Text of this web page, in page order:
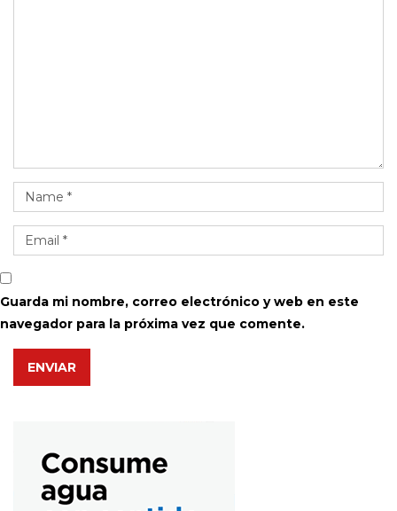
Guarda mi nombre, correo electrónico y web en este
navegador para la próxima vez que comente.
ENVIAR